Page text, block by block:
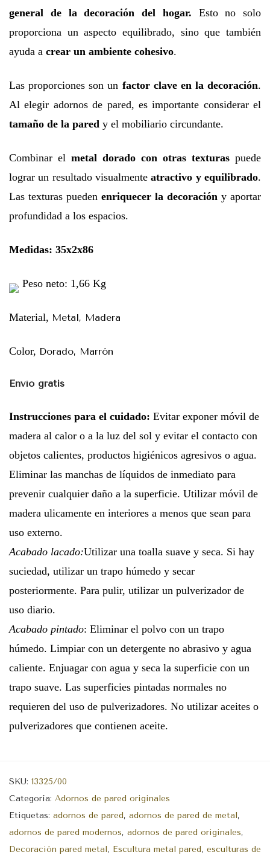
general de la decoración del hogar. Esto no solo
proporciona un aspecto equilibrado, sino que también
ayuda a crear un ambiente cohesivo.
Las proporciones son un factor clave en la decoración.
Al elegir adornos de pared, es importante considerar el
tamaño de la pared y el mobiliario circundante.
Combinar el metal dorado con otras texturas puede
lograr un resultado visualmenteatractivo y equilibrado.
Las texturas pueden enriquecer la decoración y aportar
profundidad a los espacios.
Medidas: 35x2x86
Peso neto: 1,66 Kg
Material, Metal, Madera
Color, Dorado, Marrón
Envío gratis
Instrucciones para el cuidado: Evitar exponer móvil de
madera al calor o a la luz del sol y evitar el contacto con
objetos calientes, productos higiénicos agresivos o agua.
Eliminar las manchas de líquidos de inmediato para
prevenir cualquier daño a la superficie. Utilizar móvil de
madera ulicamente en interiores a menos que sean para
uso externo.
Acabado lacado:Utilizar una toalla suave y seca. Si hay
suciedad, utilizar un trapo húmedo y secar
posteriormente. Para pulir, utilizar un pulverizador de
uso diario.
Acabado pintado: Eliminar el polvo con un trapo
húmedo. Limpiar con un detergente no abrasivo y agua
caliente. Enjuagar con agua y seca la superficie con un
trapo suave. Las superficies pintadas normales no
requieren del uso de pulverizadores. No utilizar aceites o
pulverizadores que contienen aceite.
SKU: 13325/00
Categoría: Adornos de pared originales
Etiquetas: adornos de pared, adornos de pared de metal,
adornos de pared modernos, adornos de pared originales,
Decoración pared metal, Escultura metal pared, esculturas de